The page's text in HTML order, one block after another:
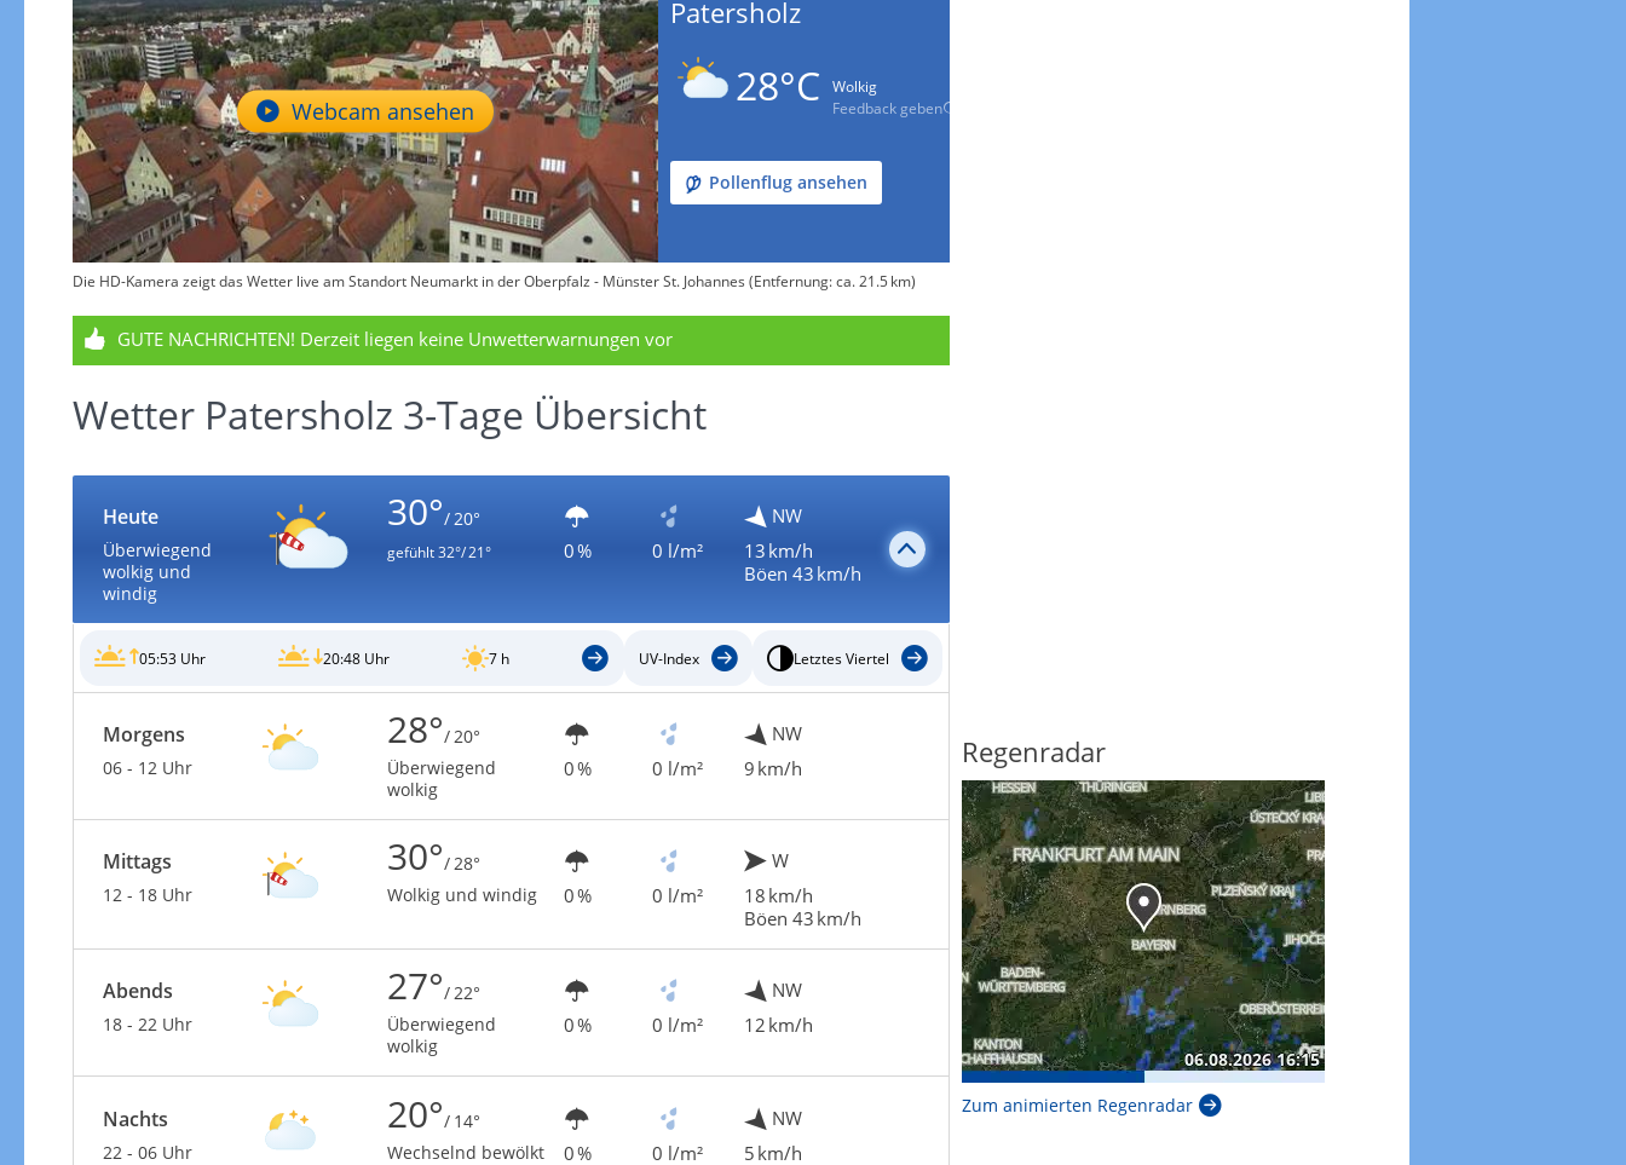
Webcam ansehen
Patersholz
28°C
Wolkig
Feedback geben
Pollenflug ansehen
Die HD-Kamera zeigt das Wetter live am Standort Neumarkt in der Oberpfalz - Münster St. Johannes (Entfernung: ca. 21.5 km)
GUTE NACHRICHTEN! Derzeit liegen keine Unwetterwarnungen vor
Wetter Patersholz 3-Tage Übersicht
Heute
Überwiegend
wolkig und
windig
30°/ 20°
gefühlt32°/ 21° 0 % 0 l/m²
NW
13 km/h
Böen 43 km/h
05:53 Uhr 20:48 Uhr 7 h UV-Index Letztes Viertel
Morgens
06 - 12 Uhr
28°/ 20°
Überwiegend
wolkig
0 % 0 l/m²
NW
9 km/h
Mittags
12 - 18 Uhr
30°/ 28°
Wolkig und windig
0 % 0 l/m²
W
18 km/h
Böen 43 km/h
Abends
18 - 22 Uhr
27°/ 22°
Überwiegend
wolkig
0 % 0 l/m²
NW
12 km/h
Nachts
22 - 06 Uhr
20°/ 14°
Wechselnd bewölkt
0 % 0 l/m²
NW
5 km/h
Regenradar
Zum animierten Regenradar